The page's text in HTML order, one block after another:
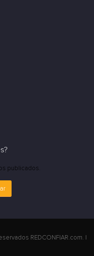
publicados.
REDCONFIAR.com. |